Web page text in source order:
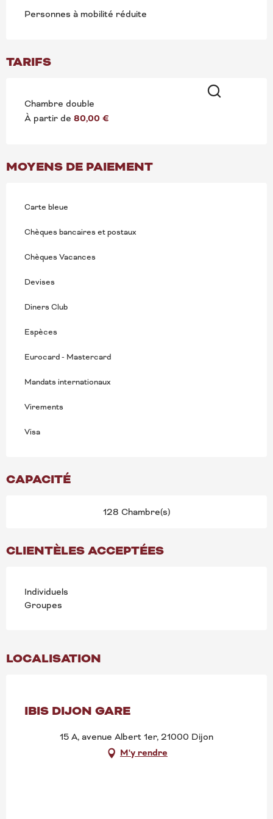
Personnes à mobilité réduite
TARIFS
Chambre double
À partir de 80,00 €
MOYENS DE PAIEMENT
Carte bleue
Chèques bancaires et postaux
Chèques Vacances
Devises
Diners Club
Espèces
Eurocard - Mastercard
Mandats internationaux
Virements
Visa
CAPACITÉ
128 Chambre(s)
CLIENTÈLES ACCEPTÉES
Individuels
Groupes
LOCALISATION
IBIS DIJON GARE
15 A, avenue Albert 1er, 21000 Dijon
M'y rendre